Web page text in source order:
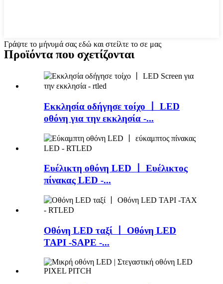
Γράψτε το μήνυμά σας εδώ και στείλτε το σε μας
Προϊόντα που σχετίζονται
Εκκλησία οδήγησε τοίχο 丨 LED
οθόνη για την εκκλησία -...
Ευέλικτη οθόνη LED 丨 Ευέλικτος
πίνακας LED -...
Οθόνη LED ταξί 丨 Οθόνη LED
TAPI -SAPE -...